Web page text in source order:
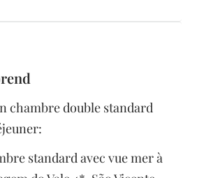
chambre double standard
standard avec vue mer à